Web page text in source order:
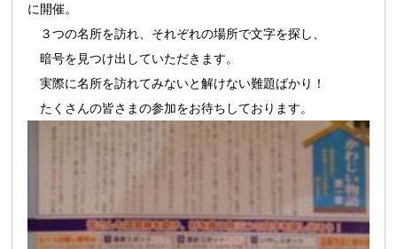
に開催。
３つの名所を訪れ、それぞれの場所で文字を探し、
暗号を見つけ出していただきます。
実際に名所を訪れてみないと解けない難題ばかり！
たくさんの皆さまの参加をお待ちしております。